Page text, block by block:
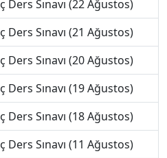
Sınavı (22 Ağustos)
Sınavı (21 Ağustos)
Sınavı (20 Ağustos)
Sınavı (19 Ağustos)
Sınavı (18 Ağustos)
Sınavı (11 Ağustos)